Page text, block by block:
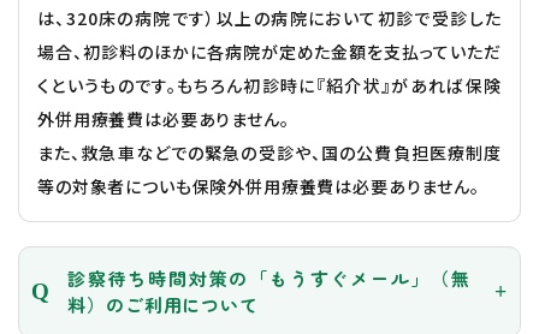
は、320床の病院です）以上の病院において初診で受診した
場合、初診料のほかに各病院が定めた金額を支払っていただ
くというものです。もちろん初診時に『紹介状』があれば保険
外併用療養費は必要ありません。
また、救急車などでの緊急の受診や、国の公費負担医療制度
等の対象者についも保険外併用療養費は必要ありません。
診察待ち時間対策の「もうすぐメール」（無
料）のご利用について